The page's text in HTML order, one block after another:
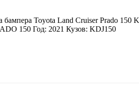
бампера Toyota Land Cruiser Prado
150 Год: 2021 Кузов: KDJ150